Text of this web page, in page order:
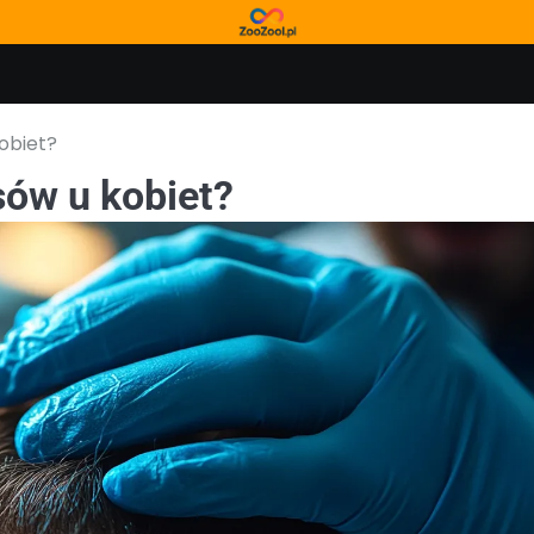
u kobiet?